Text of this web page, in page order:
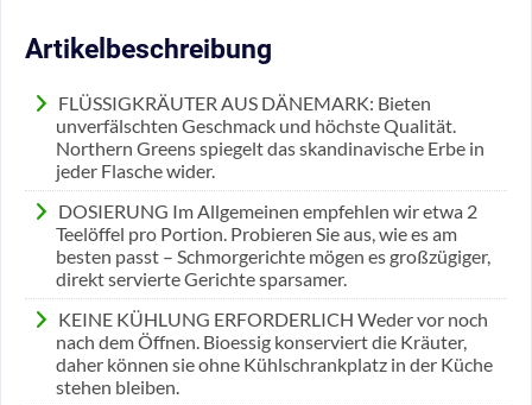
Artikelbeschreibung
FLÜSSIGKRÄUTER AUS DÄNEMARK: Bieten
unverfälschten Geschmack und höchste Qualität.
Northern Greens spiegelt das skandinavische Erbe in
jeder Flasche wider.
DOSIERUNG Im Allgemeinen empfehlen wir etwa 2
Teelöffel pro Portion. Probieren Sie aus, wie es am
besten passt – Schmorgerichte mögen es großzügiger,
direkt servierte Gerichte sparsamer.
KEINE KÜHLUNG ERFORDERLICH Weder vor noch
nach dem Öffnen. Bioessig konserviert die Kräuter,
daher können sie ohne Kühlschrankplatz in der Küche
stehen bleiben.